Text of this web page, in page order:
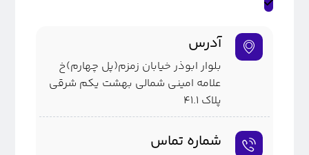
آدرس
بلوار ابوذر خیابان زمزم(پل چهارم)خ
علامه امینی شمالی بهشت یکم شرقی
پلاک ۴۱.۱
شماره تماس